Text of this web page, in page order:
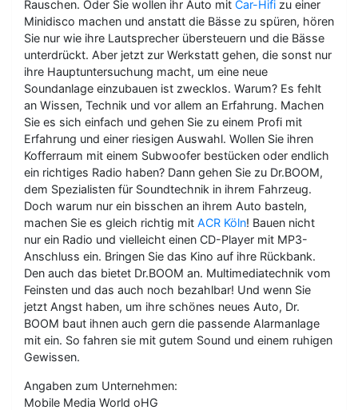
Rauschen. Oder Sie wollen ihr Auto mit Car-Hifi zu einer
Minidisco machen und anstatt die Bässe zu spüren, hören
Sie nur wie ihre Lautsprecher übersteuern und die Bässe
unterdrückt. Aber jetzt zur Werkstatt gehen, die sonst nur
ihre Hauptuntersuchung macht, um eine neue
Soundanlage einzubauen ist zwecklos. Warum? Es fehlt
an Wissen, Technik und vor allem an Erfahrung. Machen
Sie es sich einfach und gehen Sie zu einem Profi mit
Erfahrung und einer riesigen Auswahl. Wollen Sie ihren
Kofferraum mit einem Subwoofer bestücken oder endlich
ein richtiges Radio haben? Dann gehen Sie zu Dr.BOOM,
dem Spezialisten für Soundtechnik in ihrem Fahrzeug.
Doch warum nur ein bisschen an ihrem Auto basteln,
machen Sie es gleich richtig mit ACR Köln! Bauen nicht
nur ein Radio und vielleicht einen CD-Player mit MP3-
Anschluss ein. Bringen Sie das Kino auf ihre Rückbank.
Den auch das bietet Dr.BOOM an. Multimediatechnik vom
Feinsten und das auch noch bezahlbar! Und wenn Sie
jetzt Angst haben, um ihre schönes neues Auto, Dr.
BOOM baut ihnen auch gern die passende Alarmanlage
mit ein. So fahren sie mit gutem Sound und einem ruhigen
Gewissen.
Angaben zum Unternehmen:
Mobile Media World oHG